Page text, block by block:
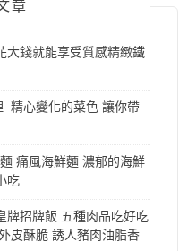
章
大錢就能享受質感精緻鐵
精心變化的菜色 讓你帶
痛風海鮮麵 濃郁的海鮮
吃
牌招牌飯 五種肉品吃好吃
皮酥脆 誘人豬肉油脂香